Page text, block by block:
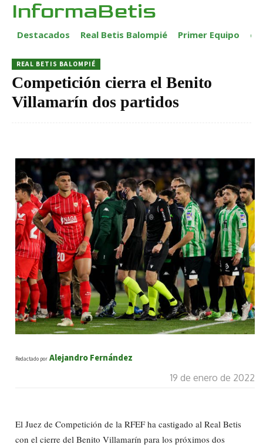
InformaBetis
Destacados Real Betis Balompié Primer Equipo
REAL BETIS BALOMPIÉ
Competición cierra el Benito
Villamarín dos partidos
Redactado por Alejandro Fernández
19 de enero de 2022
El Juez de Competición de la RFEF ha castigado al Real Betis
con el cierre del Benito Villamarín para los próximos dos